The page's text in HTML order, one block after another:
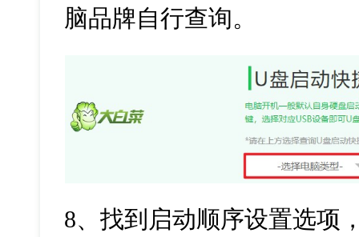
脑品牌自行查询。
8、找到启动顺序设置选项